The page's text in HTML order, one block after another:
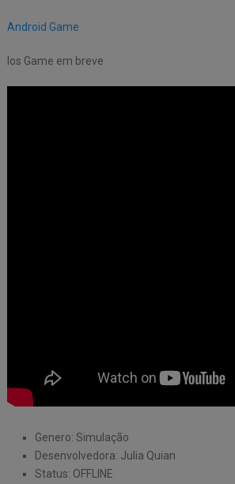
Android Game
Ios Game em breve
Genero: Simulação
Desenvolvedora: Julia Quian
Status: OFFLINE